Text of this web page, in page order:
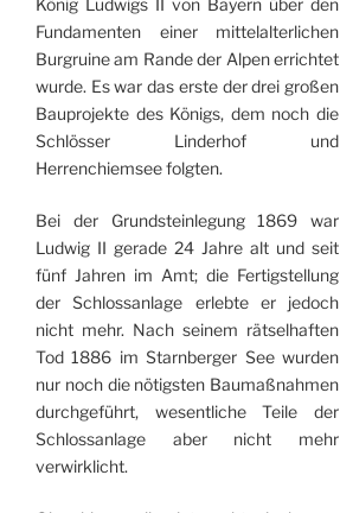
Fundamenten einer mittelalterlichen
Burgruine am Rande der Alpen errichtet
wurde. Es war das erste der drei großen
Bau­projekte des Königs, dem noch die
Schlösser Linderhof und
Herrenchiemsee folgten.
Bei der Grundsteinlegung 1869 war
Ludwig II gerade 24 Jahre alt und seit
fünf Jahren im Amt; die Fertigstellung
der Schlossanlage erlebte er jedoch
nicht mehr. Nach seinem rätsel­haften
Tod 1886 im Starnberger See wurden
nur noch die nötigsten Baumaßnahmen
durch­geführt, wesentliche Teile der
Schlossanlage aber nicht mehr
verwirklicht.